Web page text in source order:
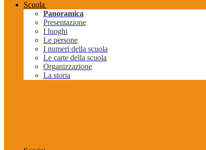
Scuola
Panoramica
Presentazione
I luoghi
Le persone
I numeri della scuola
Le carte della scuola
Organizzazione
La storia